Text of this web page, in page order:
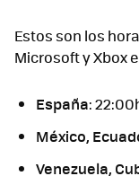
Estos son los
Microsoft y Xbox
España:
México,
Venezuela,